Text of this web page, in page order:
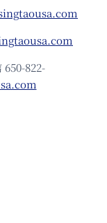
650-822-